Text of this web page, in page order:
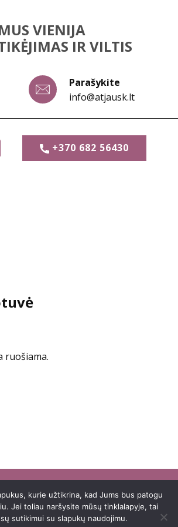
Parašykite
info@atjausk.lt
VIENIJA
IR VILTIS
+370 682 56430
ruošiama.
Žemaitijos psichikos
žmonių klubas „Telšių
kurie užtikrina, kad Jums bus patogu
Jei toliau naršysite mūsų tinklalapyje, tai
sutikimui su slapukų naudojimu.